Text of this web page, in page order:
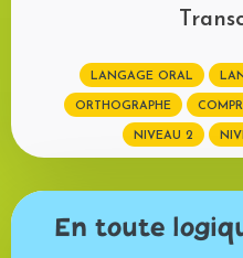
LANGAGE ORAL
ORTHOGRAPHE
NIVEAU 2
En toute